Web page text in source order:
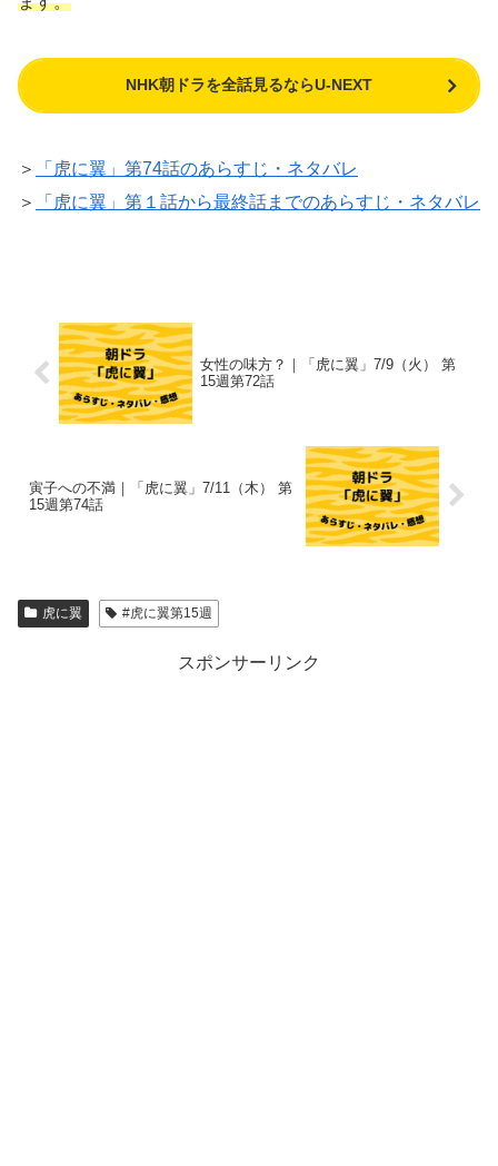
NHK朝ドラを全話見るならU-NEXT
＞
「虎に翼」第74話のあらすじ・ネタバレ
＞
「虎に翼」第１話から最終話までのあらすじ・ネタバレ
女性の味方？｜「虎に翼」7/9（火） 第
15週第72話
寅子への不満｜「虎に翼」7/11（木） 第
15週第74話
虎に翼 #虎に翼第15週
スポンサーリンク